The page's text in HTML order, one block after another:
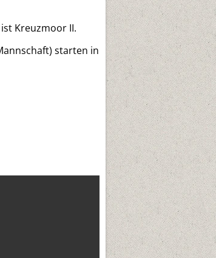
Kreuzmoor II.
starten in